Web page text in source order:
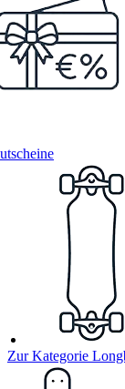
Zur Kategorie